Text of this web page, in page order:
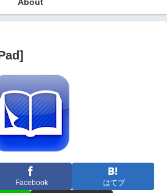
About
Facebook はてブ